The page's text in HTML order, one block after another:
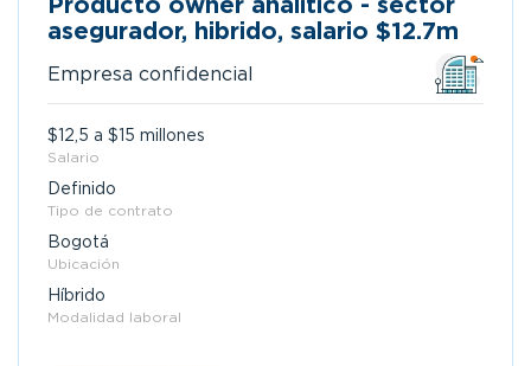
asegurador, hibrido, salario $12.7m
Empresa confidencial
$12,5 a $15 millones
Salario
Definido
Tipo de contrato
Bogotá
Ubicación
Híbrido
Modalidad laboral